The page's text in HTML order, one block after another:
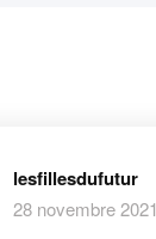
lesfillesdufutur
28 novembre 2021